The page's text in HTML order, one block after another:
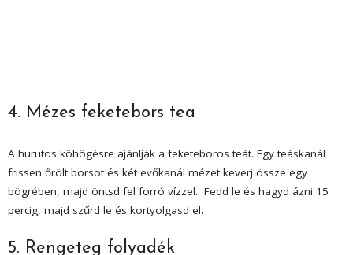
4. Mézes feketebors tea
A hurutos köhögésre ajánlják a feketeboros teát. Egy teáskanál
frissen őrölt borsot és két evőkanál mézet keverj össze egy
bögrében, majd öntsd fel forró vízzel. Fedd le és hagyd ázni 15
percig, majd szűrd le és kortyolgasd el.
5. Rengeteg folyadék